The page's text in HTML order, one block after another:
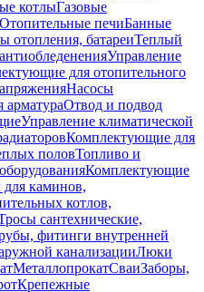
котлыГазовые
Отопительные печиБанные
отопления, батареиТеплый
Управление
для отопительного
Насосы
арматураОтвод и подвод
Управление климатической
Комплектующие для
половТопливо и
Комплектующие
для каминов,
котлов,
сантехнические,
фитинги внутренней
канализацииЛюки
МеталлопрокатСваиЗаборы,
Крепежные